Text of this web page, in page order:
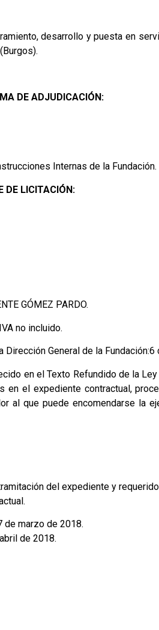
desarrollo y puesta en
DE ADJUDICACIÓN:
Internas de la Fundación.
DE LICITACIÓN:
GÓMEZ PARDO.
no incluido.
Dirección General de la
en el Texto Refundido de la
el expediente contractual,
al que puede encomendarse la
del expediente y
de marzo de 2018.
de 2018.